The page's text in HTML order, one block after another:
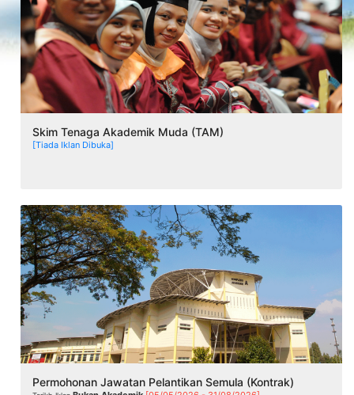
Skim Tenaga Akademik Muda (TAM)
[Tiada Iklan Dibuka]
Permohonan Jawatan Pelantikan Semula (Kontrak)